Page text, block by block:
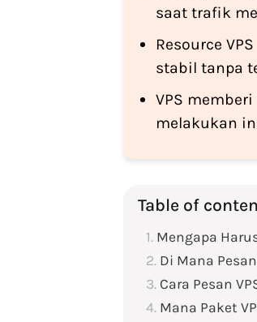
saat trafik
Resource
stabil tanpa
VPS
melakukan
Table of
Mengapa
Di Mana
Cara Pesan
Mana Paket